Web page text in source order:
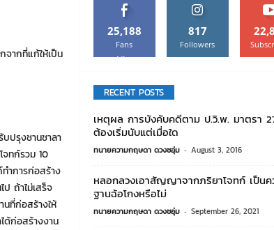
จากที่แก้ให้เป็น
ปรุงชานชาลา
จทก์รวม 10
ำการก่อสร้าง
ถ้าไม่เสร็จ
นที่ก่อสร้างให้
ด้ก่อสร้างงาน
25,188
Fans
Like
817
Followers
RECENT POSTS
เหตุผล การบังคับคดีตาม ป.วิ.พ. มาตรา
ต้องเริ่มนับแต่เมื่อใด
ทนายความกฤษดา ดวงชอุ่ม - August 3, 2016
หลอกลวงเอาสัญญาจากภริยาโจทก์ เป็น
ฐานฉ้อโกงหรือไม่
ทนายความกฤษดา ดวงชอุ่ม - September 26, 2021